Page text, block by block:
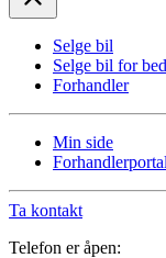
Selge bil
Selge bil for
Forhandler
Min side
Forhandlerportal
Ta kontakt
Telefon er åpen: